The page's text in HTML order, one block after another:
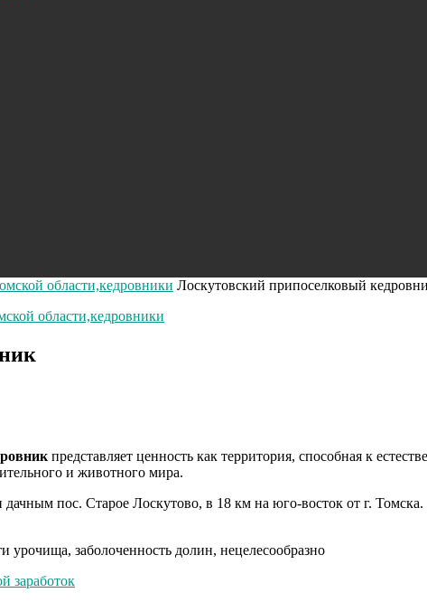
области,кедровники Лоскутовский припоселковый
области,кедровники
представляет ценность как территория, способная к
и животного мира.
пос. Старое Лоскутово, в 18 км на юго-восток от г.
заболоченность долин, нецелесообразно
заработок